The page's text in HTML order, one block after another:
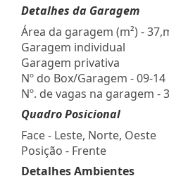
Detalhes da Garagem
Área da garagem (m²) -
Garagem individual
Garagem privativa
Nº do Box/Garagem - 09-14
Nº. de vagas na garagem - 3
Quadro Posicional
Face - Leste, Norte, Oeste
Posição - Frente
Detalhes Ambientes